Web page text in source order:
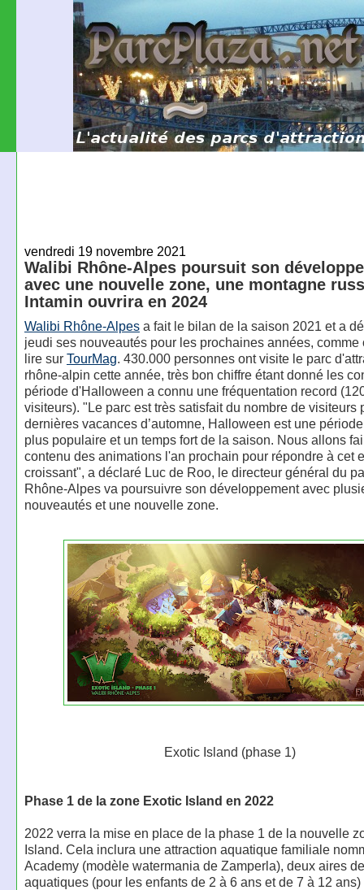
vendredi 19 novembre 2021
Walibi Rhône-Alpes poursuit son
avec une nouvelle zone, une montagne
Intamin ouvrira en 2024
Walibi Rhône-Alpesa fait le bilan de la saison 2021 et a
jeudi ses nouveautés pour les prochaines années, comme
lire sur TourMag. 430.000 personnes ont visite le parc
rhône-alpin cette année, très bon chiffre étant donné les
période d'Halloween a connu une fréquentation record
visiteurs). "Le parc est très satisfait du nombre de visiteurs
dernières vacances d’automne, Halloween est une
plus populaire et un temps fort de la saison. Nous allons
contenu des animations l'an prochain pour répondre à cet
croissant", a déclaré Luc de Roo, le directeur général du
Rhône-Alpes va poursuivre son développement avec
nouveautés et une nouvelle zone.
Exotic Island (phase 1)
Phase 1 de la zone Exotic Island en 2022
2022 verra la mise en place de la phase 1 de la nouvelle
Island. Cela inclura une attraction aquatique familiale
Academy (modèle watermania de Zamperla), deux aires
aquatiques (pour les enfants de 2 à 6 ans et de 7 à 12 ans)